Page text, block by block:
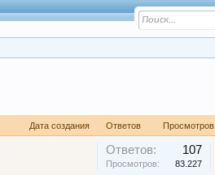
Дата создания Ответов Просмотров
Ответов: 107
Просмотров: 83.227